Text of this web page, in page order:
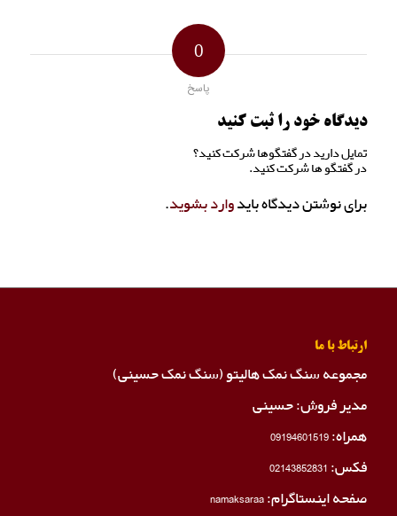
0
پاسخ
دیدگاه خود را ثبت کنید
تمایل دارید در گفتگوها شرکت کنید؟
در گفتگو ها شرکت کنید.
برای نوشتن دیدگاه بایدوارد بشوید.
ارتباط با ما
مجموعه سنگ نمک هالیتو (سنگ نمک حسینی)
مدیر فروش: حسینی
همراه:09194601519
فکس:02143852831
صفحه اینستاگرام:namaksaraa